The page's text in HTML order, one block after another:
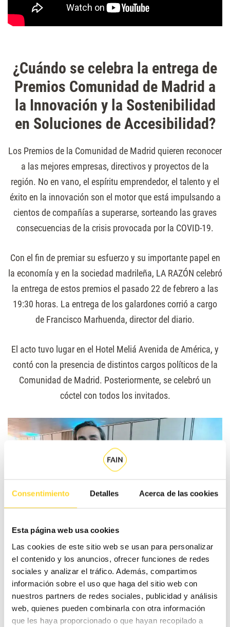
Consentimiento Detalles Acerca de las cookies
Esta página web usa cookies
Las cookies de este sitio web se usan para personalizar
el contenido y los anuncios, ofrecer funciones de redes
sociales y analizar el tráfico. Además, compartimos
información sobre el uso que haga del sitio web con
nuestros partners de redes sociales, publicidad y análisis
web, quienes pueden combinarla con otra información
que les haya proporcionado o que hayan recopilado a
¿Cuándo se celebra la entrega de
Premios Comunidad de Madrid a
la Innovación y la Sostenibilidad
en Soluciones de Accesibilidad?
Los Premios de la Comunidad de Madrid quieren reconocer
a las mejores empresas, directivos y proyectos de la
región. No en vano, el espíritu emprendedor, el talento y el
éxito en la innovación son el motor que está impulsando a
cientos de compañías a superarse, sorteando las graves
consecuencias de la crisis provocada por la COVID-19.
Con el fin de premiar su esfuerzo y su importante papel en
la economía y en la sociedad madrileña, LA RAZÓN celebró
la entrega de estos premios el pasado 22 de febrero a las
19:30 horas. La entrega de los galardones corrió a cargo
de Francisco Marhuenda, director del diario.
El acto tuvo lugar en el Hotel Meliá Avenida de América, y
contó con la presencia de distintos cargos políticos de la
Comunidad de Madrid. Posteriormente, se celebró un
cóctel con todos los invitados.
Sobre FAIN
FAIN Ascensores es una empresa líder en el sector del
transporte vertical, de origen 100% español. Está presente
en todos los ámbitos de la vida de las personas: